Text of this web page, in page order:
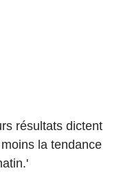
résultats dictent
la tendance